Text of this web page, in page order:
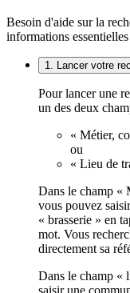
Besoin d'aide sur la
informations
1. Lancer votre
Pour lancer une
un des deux
« Métier,
ou
« Lieu de
Dans le champ «
vous pouvez
« brasserie » en
mot. Vous
directement sa
Dans le champ «